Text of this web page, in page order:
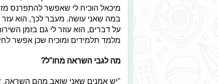
מיכאל הוכיח לי שאפשר להתפרנס
במה שאני עושה. מעבר לכך, הוא עזר
על דברים, הוא עוזר לי גם בזמן
מלמד תלמידים ומוכיח שכן אפשר
מה לגבי השראה מחו"ל?
"יש אמנים שאני שואב מהם השראה.